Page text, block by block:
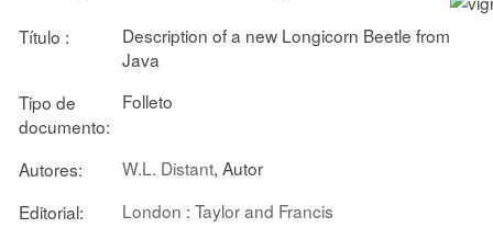
Título :
Description of a new Longicorn Beetle from
Java
Tipo de
documento:
Folleto
Autores: W.L. Distant, Autor
Editorial:
London : Taylor and Francis